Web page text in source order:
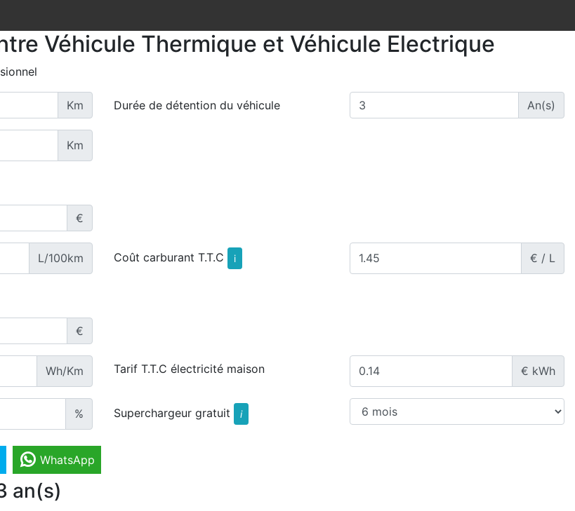
Véhicule Thermique et Véhicule Electrique
Km Durée de détention du véhicule An(s)
Km
€
L/100km Coût carburant T.T.C i € / L
€
Wh/Km Tarif T.T.C électricité maison € kWh
% Superchargeur gratuit i
WhatsApp
an(s)